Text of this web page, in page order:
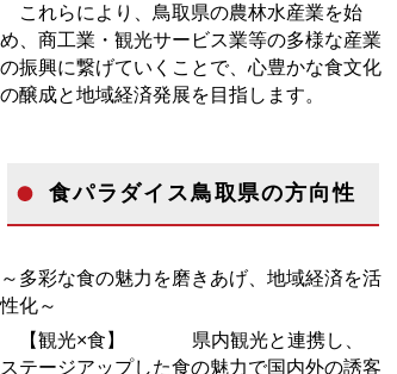
これらにより、鳥取県の農林水産業を始
め、商工業・観光サービス業等の多様な産業
の振興に繋げていくことで、心豊かな食文化
の醸成と地域経済発展を目指します。
食パラダイス鳥取県の方向性
～多彩な食の魅力を磨きあげ、地域経済を活
性化～
【観光×食】 県内観光と連携し、
ステージアップした食の魅力で国内外の誘客